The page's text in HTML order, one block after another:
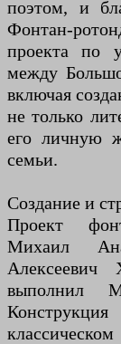
поэтом, и
Фонтан-
проекта по
между
включая
не только
его личную
семьи.
Создание и
Проект
Михаил
Алексеевич
выполнил